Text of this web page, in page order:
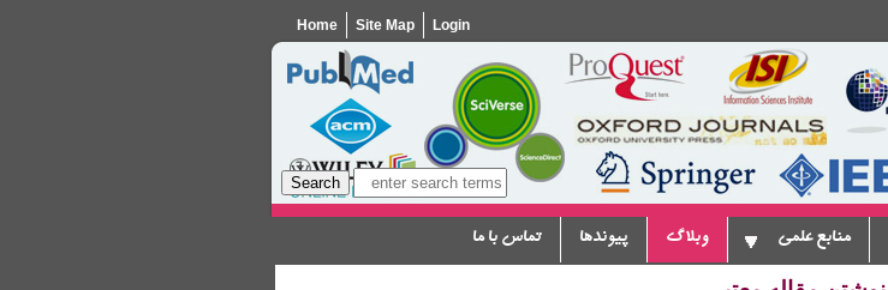
Home Site Map Login
منابع علمی وبلاگ پیوندها تماس با ما